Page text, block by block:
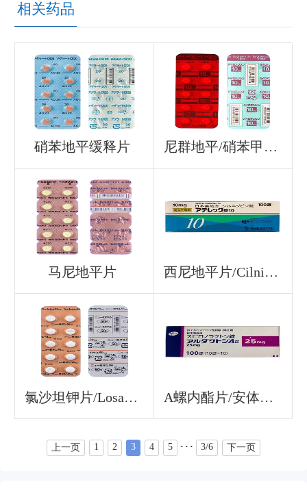
相关药品
硝苯地平缓释片 尼群地平/硝苯甲基吡啶/Nitrendipine
马尼地平片 西尼地平片/Cilnidipine
氯沙坦钾片/Losartan Potassiu A螺内酯片/安体舒通/螺旋内酯固醇/螺旋内酯甾酮/Spironolactone
上一页 1 2 3 4 5 ··· 3/6 下一页